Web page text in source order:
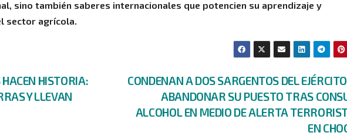
sino también saberes internacionales que potencien su aprendizaje y
sector agrícola.
CONDENAN A DOS SARGENTOS DEL
ABANDONAR SU PUESTO TRAS
ALCOHOL EN MEDIO DE ALERTA
EN
HISTORIA:
Y LLEVAN